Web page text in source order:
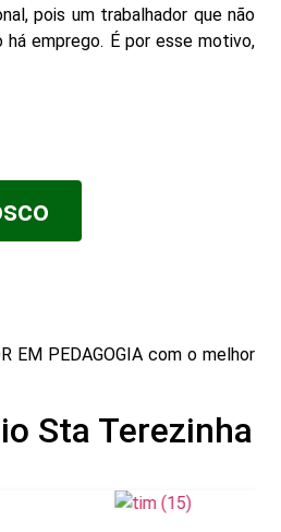
pois um trabalhador que não
emprego. É por esse motivo,
EM PEDAGOGIA com o melhor
Sta Terezinha